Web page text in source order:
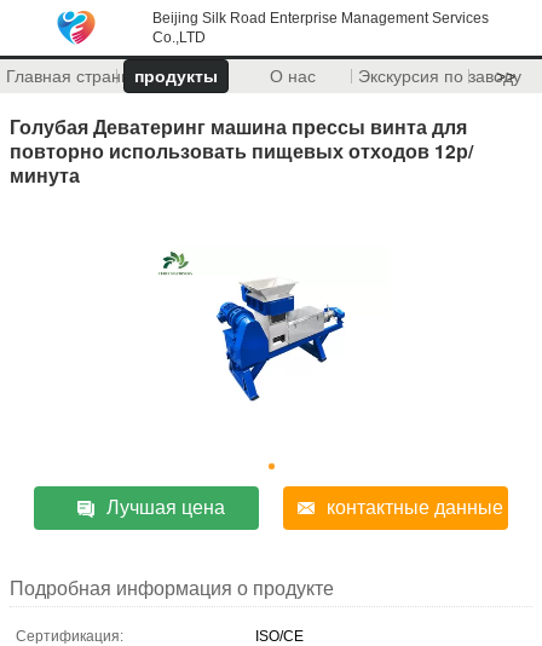
Beijing Silk Road Enterprise Management Services
Co.,LTD
Главная страницапродукты О нас Экскурсия по заводу
>>
Голубая Деватеринг машина прессы винта для
повторно использовать пищевых отходов 12р/
минута
Лучшая цена контактные данные
Подробная информация о продукте
Сертификация:
ISO/CE